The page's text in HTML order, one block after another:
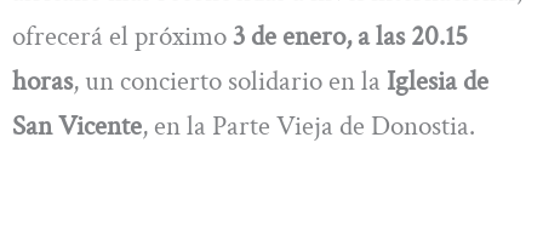
ofrecerá el próximo3 de enero, a las 20.15
horas, un concierto solidario en la Iglesia de
San Vicente, en la Parte Vieja de Donostia.